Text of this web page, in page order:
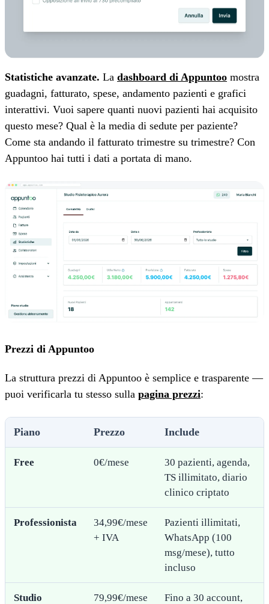
Statistiche avanzate. La dashboard di Appuntoo mostra
guadagni, fatturato, spese, andamento pazienti e grafici
interattivi. Vuoi sapere quanti nuovi pazienti hai acquisito
questo mese? Qual è la media di sedute per paziente?
Come sta andando il fatturato trimestre su trimestre? Con
Appuntoo hai tutti i dati a portata di mano.
Prezzi di Appuntoo
La struttura prezzi di Appuntoo è semplice e trasparente —
puoi verificarla tu stesso sulla pagina prezzi:
Piano Prezzo Include
Free 0€/mese
30 pazienti, agenda,
TS illimitato, diario
clinico criptato
Professionista
34,99€/mese
+ IVA
Pazienti illimitati,
WhatsApp (100
msg/mese), tutto
incluso
Studio
79,99€/mese
Fino a 30 account,